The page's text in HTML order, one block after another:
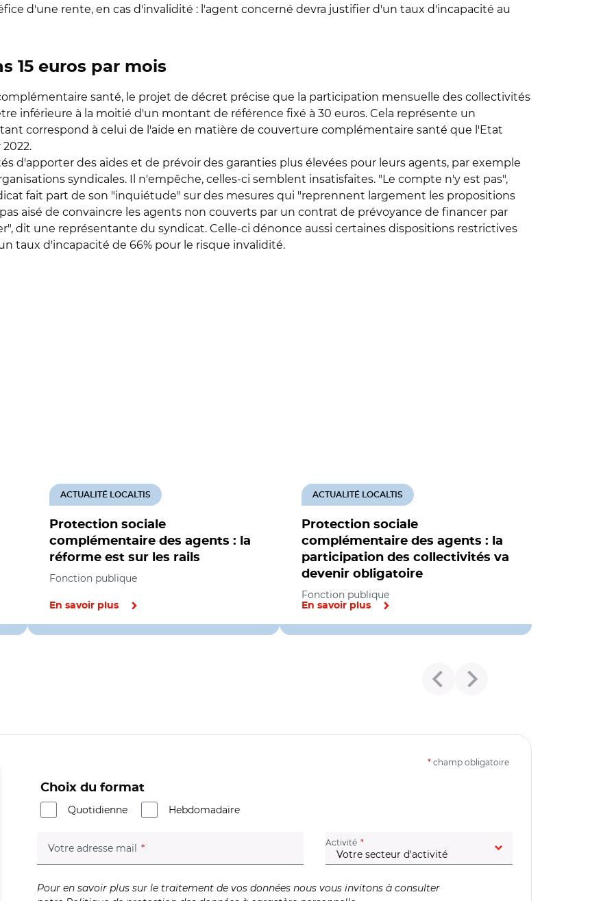
d'une rente, en cas d'invalidité : l'agent concerné devra justifier d'un taux d'incapacité au
15 euros par mois
santé, le projet de décret précise que la participation mensuelle des collectivités
inférieure à la moitié d'un montant de référence fixé à 30 euros. Cela représente un
correspond à celui de l'aide en matière de couverture complémentaire santé que l'Etat
d'apporter des aides et de prévoir des garanties plus élevées pour leurs agents, par exemple
syndicales. Il n'empêche, celles-ci semblent insatisfaites. "Le compte n'y est pas",
fait part de son "inquiétude" sur des mesures qui "reprennent largement les propositions
aisé de convaincre les agents non couverts par un contrat de prévoyance de financer par
dit une représentante du syndicat. Celle-ci dénonce aussi certaines dispositions restrictives
taux d'incapacité de 66% pour le risque invalidité.
Protection sociale
complémentaire des agents : la
réforme est sur les rails
ACTUALITÉ LOCALTIS
Fonction publique
En savoir plus
Protection sociale
complémentaire des agents : la
participation des collectivités va
devenir obligatoire
ACTUALITÉ LOCALTIS
Fonction publique
En savoir plus
* champ obligatoire
Choix du format
Quotidienne
Hebdomadaire
Votre adresse mail (champ obligatoire) Activité (champ obligatoire)
Pour en savoir plus sur le traitement de vos données nous vous invitons à consulter